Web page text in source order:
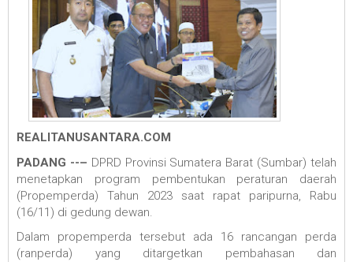
REALITANUSANTARA.COM
PADANG --– DPRD Provinsi Sumatera Barat (Sumbar) telah
menetapkan program pembentukan peraturan daerah
(Propemperda) Tahun 2023 saat rapat paripurna, Rabu
(16/11) di gedung dewan.
Dalam propemperda tersebut ada 16 rancangan perda
(ranperda) yang ditargetkan pembahasan dan